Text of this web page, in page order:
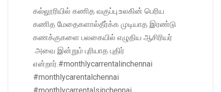
கல்லூரியில் கணித வகுப்பு.உலகின் பெரிய
கணித மேதைகளால்தீர்க்க முடியாத இரண்டு
கணக்குகளை பலகையில் எழுதிய ஆசிரியர்
அவை இன்றும் புரியாத புதிர்
என்றார்.#monthlycarrentalinchennai
#monthlycarentalchennai